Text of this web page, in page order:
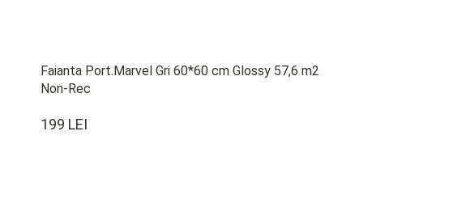
Faianta Port.Marvel Gri 60*60 cm Glossy 57,6 m2
Non-Rec
199 LEI